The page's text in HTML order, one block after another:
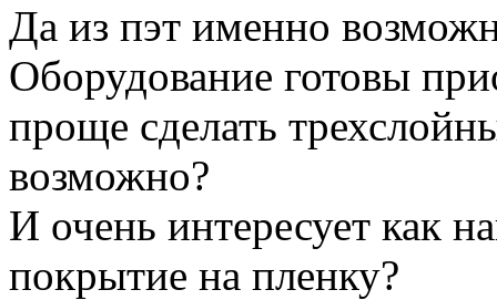
Да из пэт именно
Оборудование готовы
проще сделать
возможно?
И очень интересует как
покрытие на пленку?